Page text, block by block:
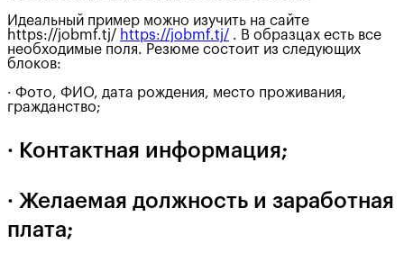
Идеальный пример можно изучить на сайте
https://jobmf.tj/ https://jobmf.tj/ . В образцах есть все
необходимые поля. Резюме состоит из следующих
блоков:
· Фото, ФИО, дата рождения, место проживания,
гражданство;
· Контактная информация;
· Желаемая должность и заработная
плата;